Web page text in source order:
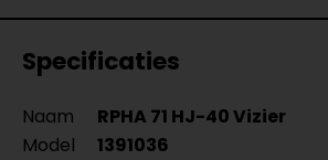
Specificaties
Naam
RPHA 71 HJ-40 Vizier
Model
1391036